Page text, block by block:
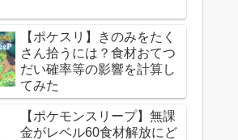
【ポケスリ】きのみをたく
さん拾うには？食材おてつ
だい確率等の影響を計算し
てみた
【ポケモンスリープ】無課
金がレベル60食材解放にど